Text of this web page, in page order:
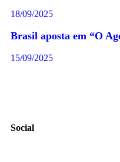
18/09/2025
Brasil aposta em “O
15/09/2025
Social